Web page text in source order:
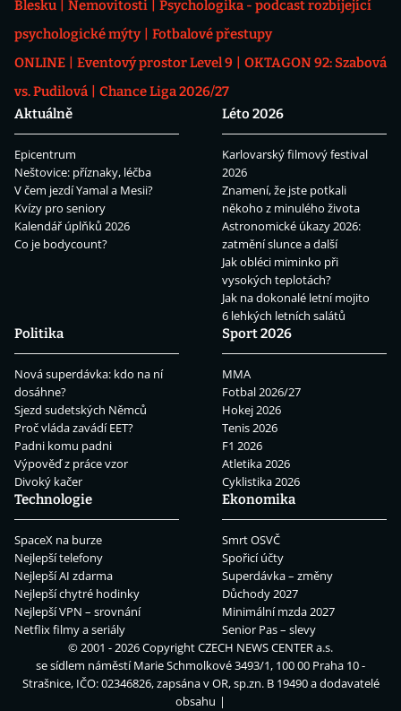
Blesku
Nemovitosti
Psychologika - podcast rozbíjející
psychologické mýty
Fotbalové přestupy
ONLINE
Eventový prostor Level 9
OKTAGON 92: Szabová
vs. Pudilová
Chance Liga 2026/27
Aktuálně
Epicentrum
Neštovice: příznaky, léčba
V čem jezdí Yamal a Mesii?
Kvízy pro seniory
Kalendář úplňků 2026
Co je bodycount?
Léto 2026
Karlovarský filmový festival
2026
Znamení, že jste potkali
někoho z minulého života
Astronomické úkazy 2026:
zatmění slunce a další
Jak obléci miminko při
vysokých teplotách?
Jak na dokonalé letní mojito
6 lehkých letních salátů
Politika
Nová superdávka: kdo na ní
dosáhne?
Sjezd sudetských Němců
Proč vláda zavádí EET?
Padni komu padni
Výpověď z práce vzor
Divoký kačer
Sport 2026
MMA
Fotbal 2026/27
Hokej 2026
Tenis 2026
F1 2026
Atletika 2026
Cyklistika 2026
Technologie
SpaceX na burze
Nejlepší telefony
Nejlepší AI zdarma
Nejlepší chytré hodinky
Nejlepší VPN – srovnání
Netflix filmy a seriály
Ekonomika
Smrt OSVČ
Spořicí účty
Superdávka – změny
Důchody 2027
Minimální mzda 2027
Senior Pas – slevy
© 2001 - 2026 CopyrightCZECH NEWS CENTER a.s.
se sídlem náměstí Marie Schmolkové 3493/1, 100 00 Praha 10 -
Strašnice, IČO: 02346826, zapsána v OR, sp.zn. B 19490 a dodavatelé
obsahu